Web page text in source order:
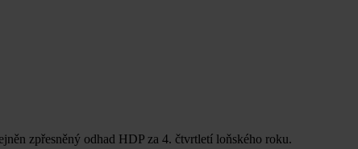
zpřesněný odhad HDP za 4. čtvrtletí loňského roku.